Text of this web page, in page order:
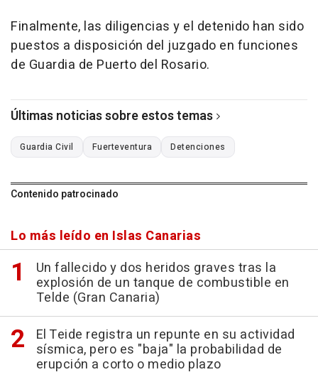
Finalmente, las diligencias y el detenido han sido
puestos a disposición del juzgado en funciones
de Guardia de Puerto del Rosario.
Últimas noticias sobre estos temas
Guardia Civil Fuerteventura Detenciones
Contenido patrocinado
Lo más leído en Islas Canarias
Un fallecido y dos heridos graves tras la
explosión de un tanque de combustible en
Telde (Gran Canaria)
El Teide registra un repunte en su actividad
sísmica, pero es "baja" la probabilidad de
erupción a corto o medio plazo